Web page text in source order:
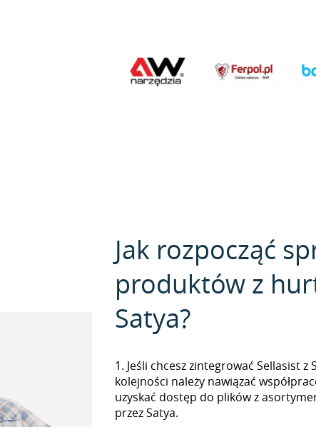
Jak rozpocząć
produktów z
Satya?
1. Jeśli chcesz zintegrować Sellasist z
kolejności należy nawiązać
uzyskać dostęp do plików z
przez Satya.